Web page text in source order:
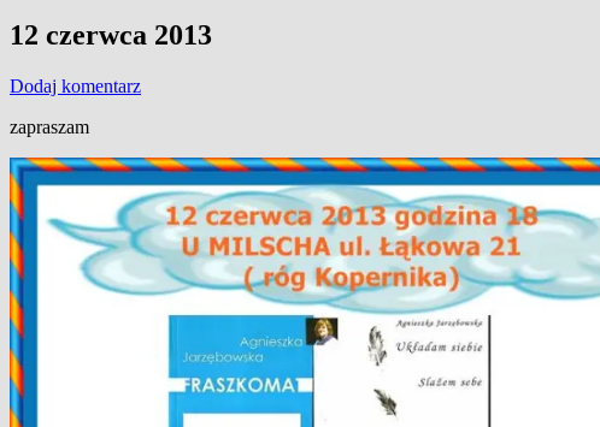
12 czerwca 2013
Dodaj komentarz
zapraszam